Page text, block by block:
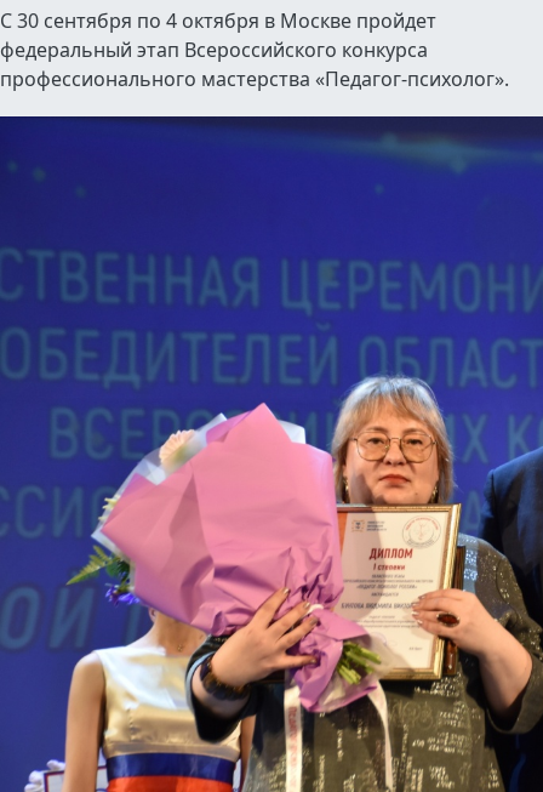
С 30 сентября по 4 октября в Москве пройдет
федеральный этап Всероссийского конкурса
профессионального мастерства «Педагог-психолог».